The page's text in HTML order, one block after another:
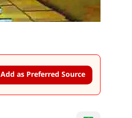
Add as Preferred Source